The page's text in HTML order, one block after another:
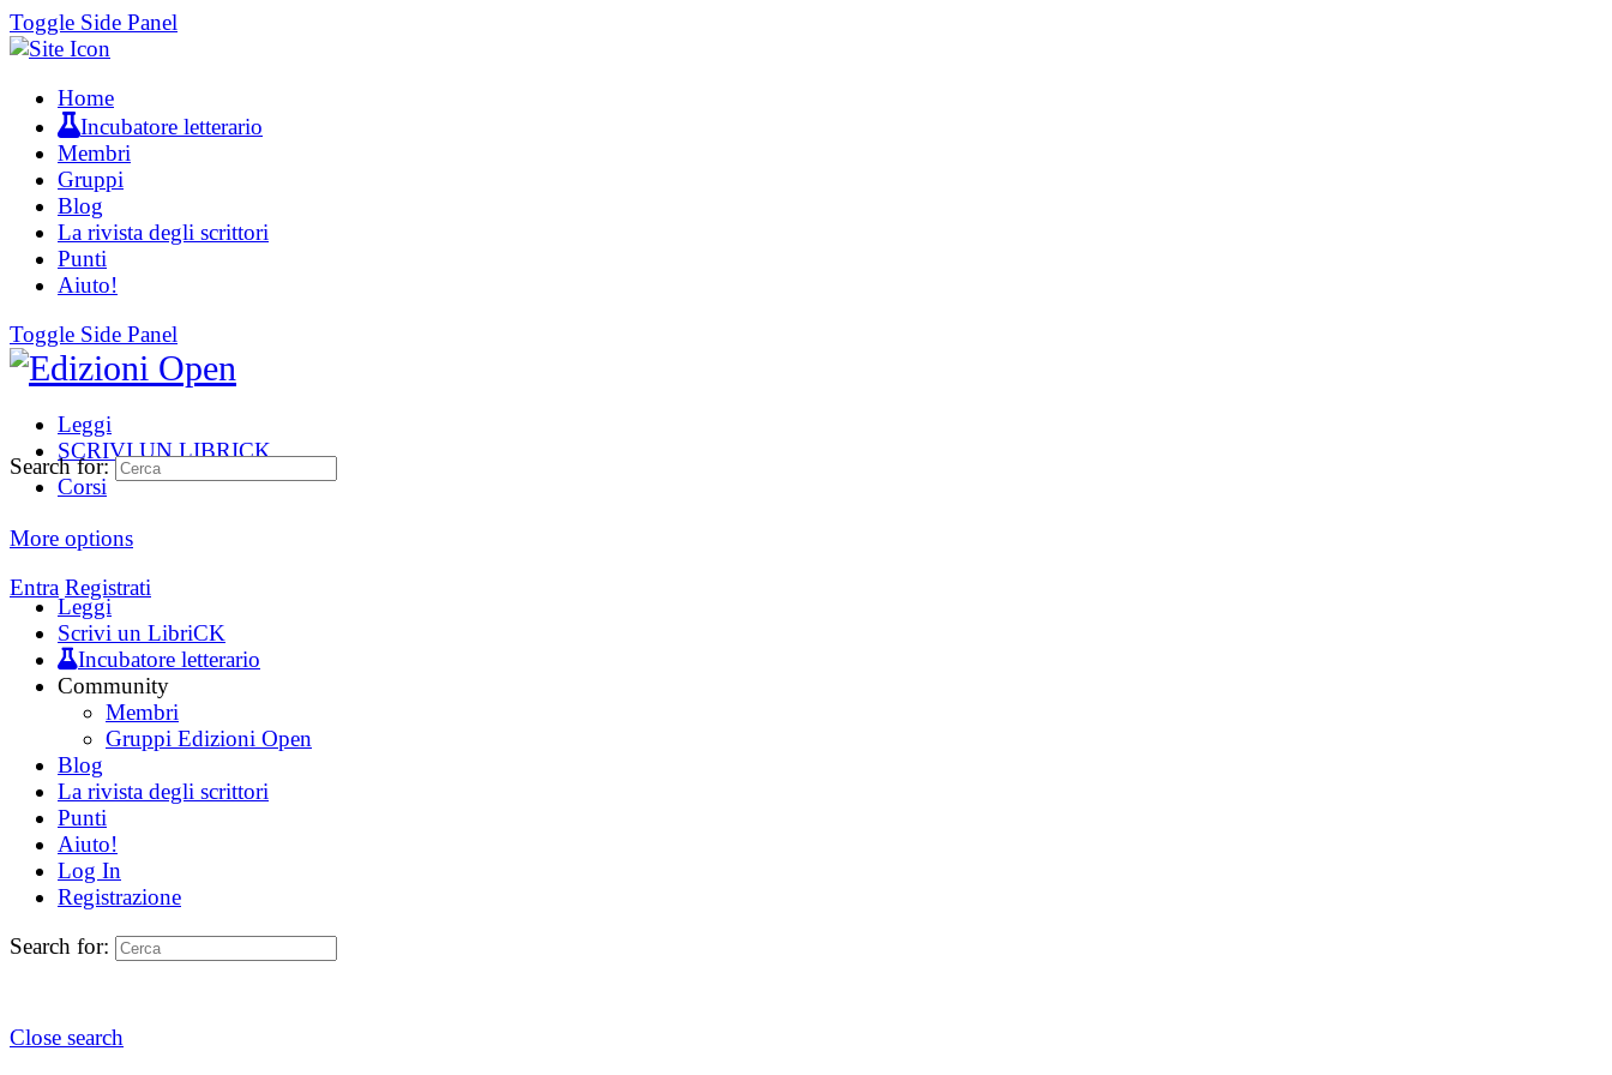
Toggle Side Panel
Home
Incubatore letterario
Membri
Gruppi
Blog
La rivista degli scrittori
Punti
Aiuto!
Toggle Side Panel
Leggi
SCRIVI UN LIBRICK
Corsi
More options
Entra Registrati
Search for:
Leggi
Scrivi un LibriCK
Incubatore letterario
Community
Membri
Gruppi Edizioni Open
Blog
La rivista degli scrittori
Punti
Aiuto!
Log In
Registrazione
Search for:
Close search